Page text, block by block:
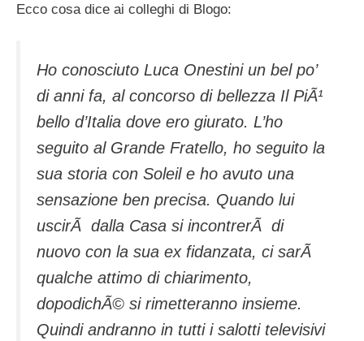
Ecco cosa dice ai colleghi di Blogo:
Ho conosciuto Luca Onestini un bel po’
di anni fa, al concorso di bellezza Il PiÃ¹
bello d’Italia dove ero giurato. L’ho
seguito al Grande Fratello, ho seguito la
sua storia con Soleil e ho avuto una
sensazione ben precisa. Quando lui
uscirÃ dalla Casa si incontrerÃ di
nuovo con la sua ex fidanzata, ci sarÃ
qualche attimo di chiarimento,
dopodichÃ© si rimetteranno insieme.
Quindi andranno in tutti i salotti televisivi